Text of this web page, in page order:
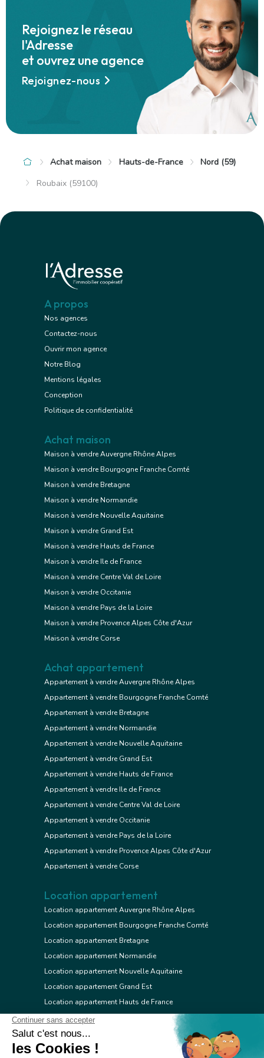
Rejoignez le réseau
l'Adresse
et ouvrez une agence
Rejoignez-nous
Achat maison Hauts-de-France
Nord (59)
Roubaix (59100)
A propos
Nos agences
Contactez-nous
Ouvrir mon agence
Notre Blog
Mentions légales
Conception
Politique de confidentialité
Achat maison
Maison à vendre Auvergne Rhône Alpes
Maison à vendre Bourgogne Franche Comté
Maison à vendre Bretagne
Maison à vendre Normandie
Maison à vendre Nouvelle Aquitaine
Maison à vendre Grand Est
Maison à vendre Hauts de France
Maison à vendre Ile de France
Maison à vendre Centre Val de Loire
Maison à vendre Occitanie
Maison à vendre Pays de la Loire
Maison à vendre Provence Alpes Côte d'Azur
Maison à vendre Corse
Achat appartement
Appartement à vendre Auvergne Rhône Alpes
Appartement à vendre Bourgogne Franche Comté
Appartement à vendre Bretagne
Appartement à vendre Normandie
Appartement à vendre Nouvelle Aquitaine
Appartement à vendre Grand Est
Appartement à vendre Hauts de France
Appartement à vendre Ile de France
Appartement à vendre Centre Val de Loire
Appartement à vendre Occitanie
Appartement à vendre Pays de la Loire
Appartement à vendre Provence Alpes Côte d'Azur
Appartement à vendre Corse
Location appartement
Location appartement Auvergne Rhône Alpes
Location appartement Bourgogne Franche Comté
Location appartement Bretagne
Location appartement Normandie
Location appartement Nouvelle Aquitaine
Location appartement Grand Est
Location appartement Hauts de France
Location appartement Ile de France
Location appartement Centre Val de Loire
Location appartement Occitanie